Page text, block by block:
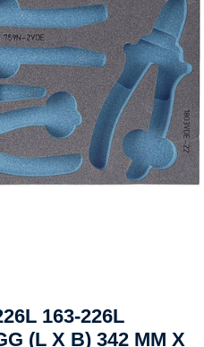
163-226L
(L X B) 342 MM X